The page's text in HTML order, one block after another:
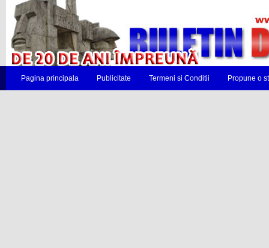
Pagina principala Publicitate Termeni si Conditii Propune o